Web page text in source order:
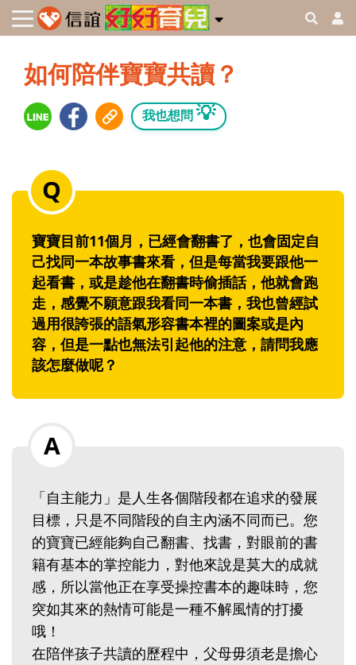
如何陪伴寶寶共讀？
我也想問 💡
寶寶目前11個月，已經會翻書了，也會固定自
己找同一本故事書來看，但是每當我要跟他一
起看書，或是趁他在翻書時偷插話，他就會跑
走，感覺不願意跟我看同一本書，我也曾經試
過用很誇張的語氣形容書本裡的圖案或是內
容，但是一點也無法引起他的注意，請問我應
該怎麼做呢？
「自主能力」是人生各個階段都在追求的發展
目標，只是不同階段的自主內涵不同而已。您
的寶寶已經能夠自己翻書、找書，對眼前的書
籍有基本的掌控能力，對他來說是莫大的成就
感，所以當他正在享受操控書本的趣味時，您
突如其來的熱情可能是一種不解風情的打擾
哦！
在陪伴孩子共讀的歷程中，父母毋須老是擔心